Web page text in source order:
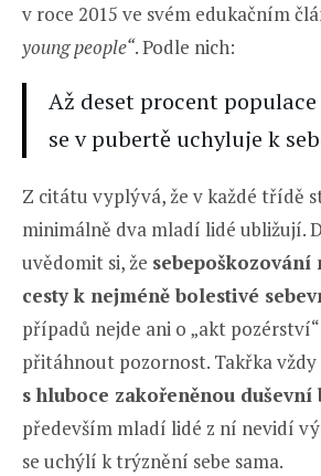
v roce 2015 ve svém edukačním
young people“. Podle nich:
Až deset procent
se v pubertě uchyluje k
Z citátu vyplývá, že v každé třídě
minimálně dva mladí lidé ubližují.
uvědomit si, že
cesty k nejméně bolestivé
případů nejde ani o „akt
přitáhnout pozornost. Takřka vždy
s hluboce zakořeněnou duševní
především mladí lidé z ní nevidí
se uchýlí k trýznění sebe sama.